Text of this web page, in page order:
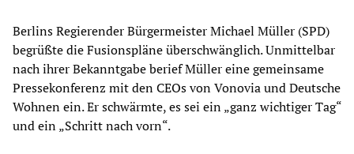
Berlins Regierender Bürgermeister Michael Müller (SPD)
begrüßte die Fusionspläne überschwänglich. Unmittelbar
nach ihrer Bekanntgabe berief Müller eine gemeinsame
Pressekonferenz mit den CEOs von Vonovia und Deutsche
Wohnen ein. Er schwärmte, es sei ein „ganz wichtiger Tag“
und ein „Schritt nach vorn“.